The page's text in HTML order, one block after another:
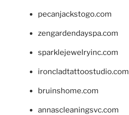
pecanjackstogo.com
zengardendayspa.com
sparklejewelryinc.com
ironcladtattoostudio.com
bruinshome.com
annascleaningsvc.com